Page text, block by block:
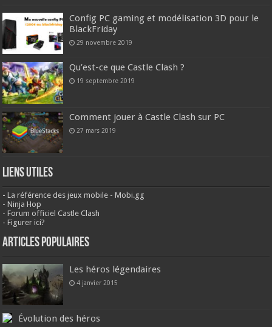
Config PC gaming et modélisation 3D pour le
BlackFriday
29 novembre 2019
Qu’est-ce que Castle Clash ?
19 septembre 2019
Comment jouer à Castle Clash sur PC
27 mars 2019
Liens Utiles
-La référence des jeux mobile - Mobi.gg
-Ninja Hop
-Forum officiel Castle Clash
-Figurer ici?
Articles populaires
Les héros légendaires
4 janvier 2015
Évolution des héros